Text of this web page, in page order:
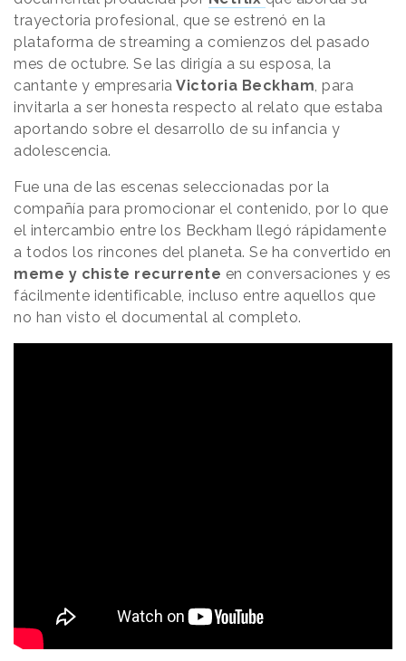
trayectoria profesional, que se estrenó en la
plataforma de streaming a comienzos del pasado
mes de octubre. Se las dirigía a su esposa, la
cantante y empresaria Victoria Beckham , para
invitarla a ser honesta respecto al relato que estaba
aportando sobre el desarrollo de su infancia y
adolescencia.
Fue una de las escenas seleccionadas por la
compañía para promocionar el contenido, por lo que
el intercambio entre los Beckham llegó rápidamente
a todos los rincones del planeta. Se ha convertido en
meme y chiste recurrente en conversaciones y es
fácilmente identificable, incluso entre aquellos que
no han visto el documental al completo.